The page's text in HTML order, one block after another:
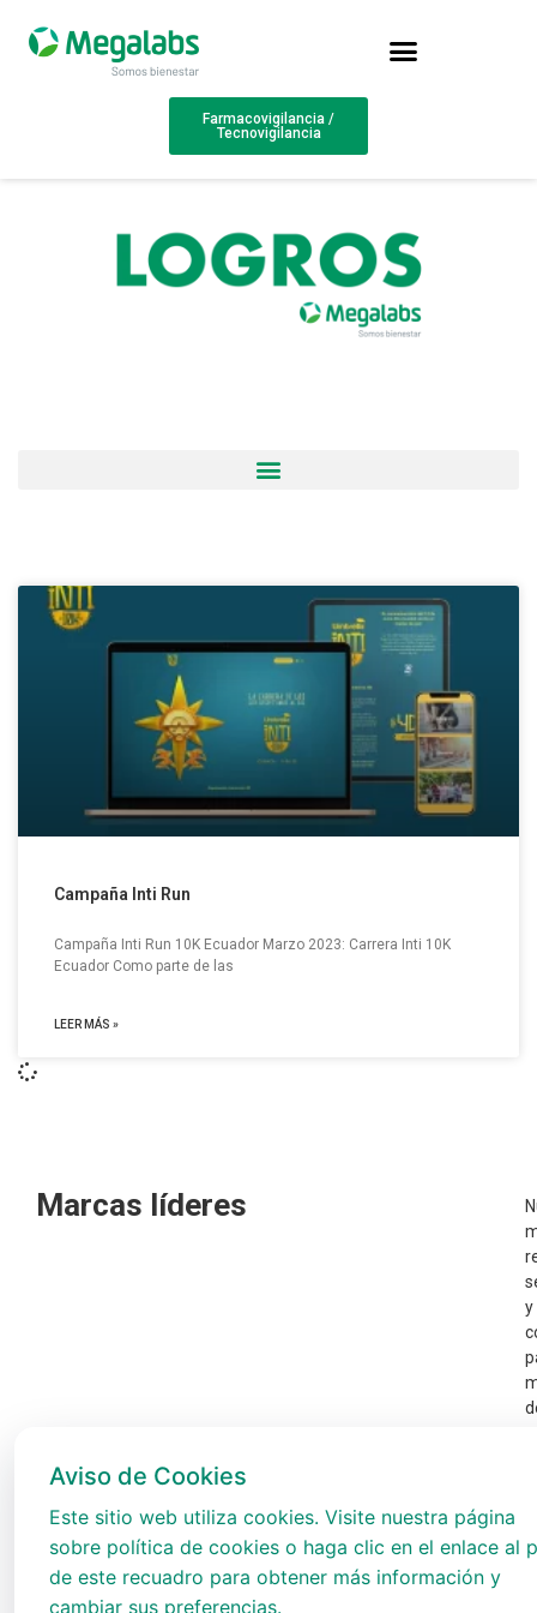
Farmacovigilancia /
Tecnovigilancia
Campaña Inti Run
Campaña Inti Run 10K Ecuador Marzo 2023: Carrera Inti 10K
Ecuador Como parte de las
LEER MÁS »
Marcas líderes
y
Aviso de Cookies
Este sitio web utiliza cookies. Visite nuestra página
sobre política de cookies o haga clic en el enlace al
de este recuadro para obtener más información y
cambiar sus preferencias.